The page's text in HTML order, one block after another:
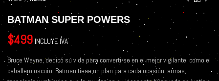
BATMAN SUPER POWERS
$499 INCLUYE IVA
Bruce Wayne, dedicó su vida para convertirse en el mejor vigilante, como el
caballero oscuro. Batman tiene un plan para cada ocasión, armas,